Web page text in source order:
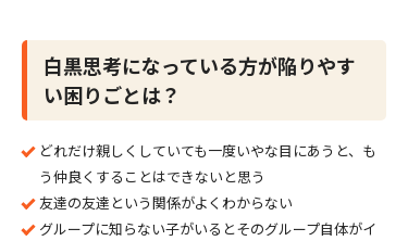
白黒思考になっている方が陥りやす
い困りごとは？
どれだけ親しくしていても一度いやな目にあうと、も
う仲良くすることはできないと思う
友達の友達という関係がよくわからない
グループに知らない子がいるとそのグループ自体がイ